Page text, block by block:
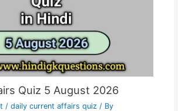
Quiz 5 August 2026
/ daily current affairs quiz/ By